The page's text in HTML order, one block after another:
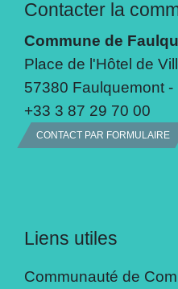
Contacter la
Commune de
Place de l'Hôtel de
57380 Faulquemont -
+33 3 87 29 70 00
CONTACT PAR FORMULAIRE
Liens utiles
Communauté de